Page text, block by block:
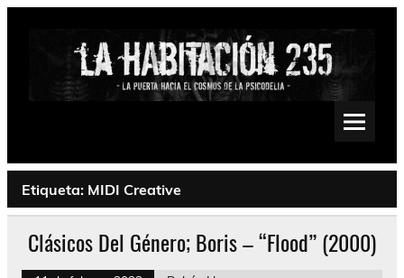
Saltar
Psychedelic, Stoner, Doom, Sludge, Fuzz, Space, Drone
Etiqueta: MIDI Creative
Clásicos Del Género; Boris – “Flood” (2000)